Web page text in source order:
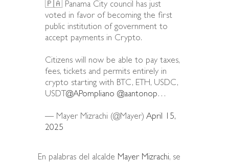
🇵🇦 Panama City council has just
voted in favor of becoming the first
public institution of government to
accept payments in Crypto.
Citizens will now be able to pay taxes,
fees, tickets and permits entirely in
crypto starting with BTC, ETH, USDC,
USDT @APompliano @aantonop…
— Mayer Mizrachi (@Mayer) April 15,
2025
En palabras del alcalde Mayer Mizrachi, se